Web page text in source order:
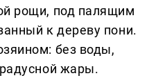
рощи, под палящим
к дереву пони.
без воды,
жары.